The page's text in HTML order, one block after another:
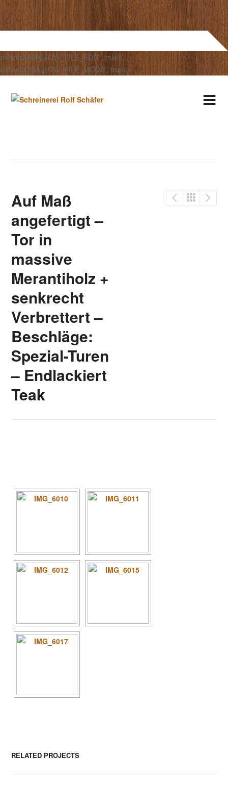
define('DISALLOW_FILE_EDIT', true);
define('DISALLOW_FILE_MODS', true);
Auf Maß
angefertigt –
Tor in
massive
Merantiholz +
senkrecht
Verbrettert –
Beschläge:
Spezial-Turen
– Endlackiert
Teak
RELATED PROJECTS